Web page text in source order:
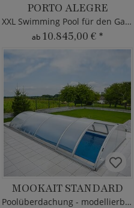
PORTO ALEGRE
XXL Swimming Pool für den Garten
ab 10.845,00 € *
MOOKAIT STANDARD
Poolüberdachung - modellierbar